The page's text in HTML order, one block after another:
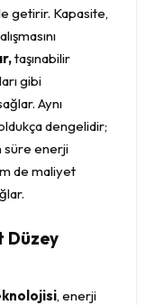
getirir. Kapasite,
taşınabilir
gibi
Aynı
dengelidir;
süre enerji
de maliyet
Düzey
, enerji